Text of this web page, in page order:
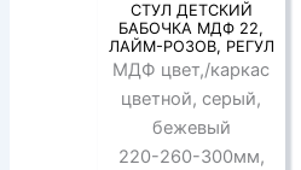
СТУЛ ДЕТСКИЙ
БАБОЧКА МДФ 22,
ЛАЙМ-РОЗОВ, РЕГУЛ
МДФ цвет,/каркас
цветной, серый,
бежевый
220-260-300мм,